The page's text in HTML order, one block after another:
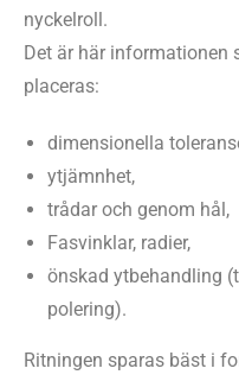
nyckelroll.
Det är här informationen
placeras:
dimensionella
ytjämnhet,
trådar och genom hål,
Fasvinklar, radier,
önskad ytbehandling
polering).
Ritningen sparas bäst i